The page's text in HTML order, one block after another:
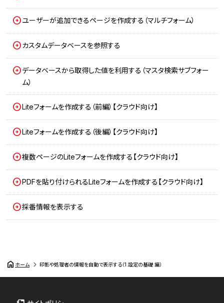
ユーザーが追加できるページを作成する（マルチフォーム）
カスタムデータベースを参照する
データベースから取得した値を利用する（マスタ検索サブフォー
ム）
Liteフォームを作成する（前編）【クラウド向け】
Liteフォームを作成する（後編）【クラウド向け】
複数ページのLiteフォームを作成する【クラウド向け】
PDFを貼り付けられるLiteフォームを作成する【クラウド向け】
採番情報を表示する
home ホーム 印影や処理者の情報を自動で表示する（1.設定の基礎 編）